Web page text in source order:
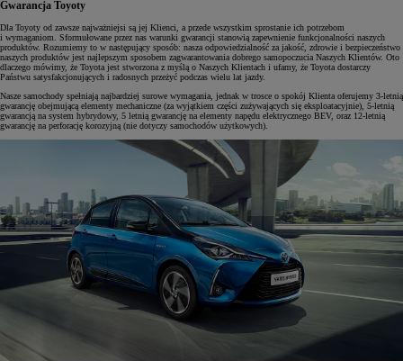
Gwarancja Toyoty
Dla Toyoty od zawsze najważniejsi są jej Klienci, a przede wszystkim sprostanie ich potrzebom
i wymaganiom. Sformułowane przez nas warunki gwarancji stanowią zapewnienie funkcjonalności naszych
produktów. Rozumiemy to w następujący sposób: nasza odpowiedzialność za jakość, zdrowie i bezpieczeństwo
naszych produktów jest najlepszym sposobem zagwarantowania dobrego samopoczucia Naszych Klientów. Oto
dlaczego mówimy, że Toyota jest stworzona z myślą o Naszych Klientach i ufamy, że Toyota dostarczy
Państwu satysfakcjonujących i radosnych przeżyć podczas wielu lat jazdy.
Nasze samochody spełniają najbardziej surowe wymagania, jednak w trosce o spokój Klienta oferujemy 3-letnią
gwarancję obejmującą elementy mechaniczne (za wyjątkiem części zużywających się eksploatacyjnie), 5-letnią
gwarancją na system hybrydowy, 5 letnią gwarancję na elementy napędu elektrycznego BEV, oraz 12-letnią
gwarancję na perforację korozyjną (nie dotyczy samochodów użytkowych).